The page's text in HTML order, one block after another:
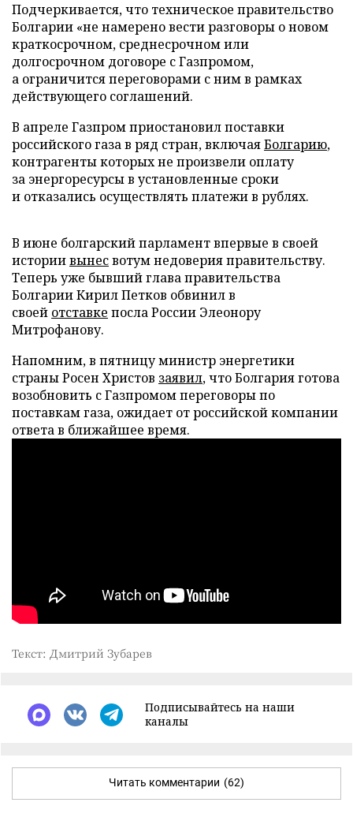
Подчеркивается, что техническое правительство
Болгарии «не намерено вести разговоры о новом
краткосрочном, среднесрочном или
долгосрочном договоре с Газпромом,
а ограничится переговорами с ним в рамках
действующего соглашений.
В апреле Газпром приостановил поставки
российского газа в ряд стран, включаяБолгарию,
контрагенты которых не произвели оплату
за энергоресурсы в установленные сроки
и отказались осуществлять платежи в рублях.
В июне болгарский парламент впервые в своей
историивынесвотум недоверия правительству.
Теперь уже бывший глава правительства
Болгарии Кирил Петков обвинил в
своей отставке посла России Элеонору
Митрофанову.
Напомним, в пятницу министр энергетики
страны Росен Христов заявил, что Болгария готова
возобновить с Газпромом переговоры по
поставкам газа, ожидает от российской компании
ответа в ближайшее время.
Текст: Дмитрий Зубарев
Подписывайтесь на наши
каналы
Читать комментарии (62)